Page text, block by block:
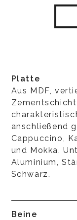
Platte
Aus MDF,
anschließend
Cappuccino,
und Mokka.
Aluminium,
Schwarz.
Beine